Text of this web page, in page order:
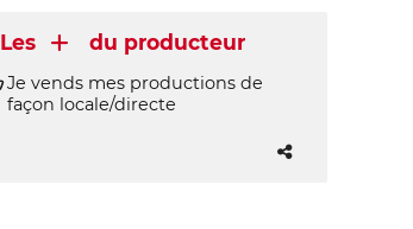
Les du producteur
Je vends mes productions de
façon locale/directe